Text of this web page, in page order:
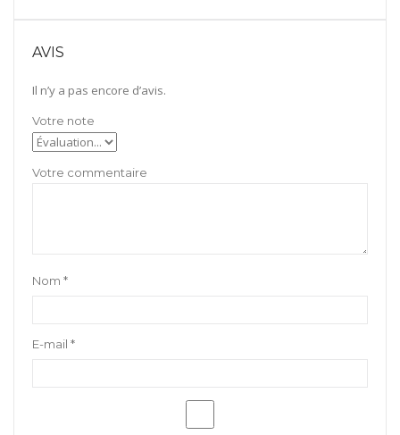
AVIS
Il n’y a pas encore d’avis.
Nom *
E-mail *